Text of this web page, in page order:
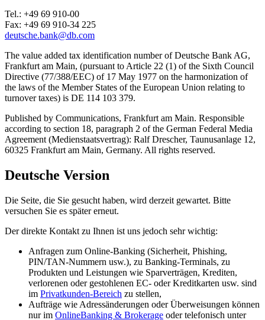
Tel.: +49 69 910-00
Fax: +49 69 910-34 225
deutsche.bank@db.com
The value added tax identification number of Deutsche Bank AG,
Frankfurt am Main, (pursuant to Article 22 (1) of the Sixth Council
Directive (77/388/EEC) of 17 May 1977 on the harmonization of
the laws of the Member States of the European Union relating to
turnover taxes) is DE 114 103 379.
Published by Communications, Frankfurt am Main. Responsible
according to section 18, paragraph 2 of the German Federal Media
Agreement (Medienstaatsvertrag): Ralf Drescher, Taunusanlage 12,
60325 Frankfurt am Main, Germany. All rights reserved.
Deutsche Version
Die Seite, die Sie gesucht haben, wird derzeit gewartet. Bitte
versuchen Sie es später erneut.
Der direkte Kontakt zu Ihnen ist uns jedoch sehr wichtig:
Anfragen zum Online-Banking (Sicherheit, Phishing,
PIN/TAN-Nummern usw.), zu Banking-Terminals, zu
Produkten und Leistungen wie Sparverträgen, Krediten,
verlorenen oder gestohlenen EC- oder Kreditkarten usw. sind
im Privatkunden-Bereich zu stellen,
Aufträge wie Adressänderungen oder Überweisungen können
nur im OnlineBanking & Brokerage oder telefonisch unter